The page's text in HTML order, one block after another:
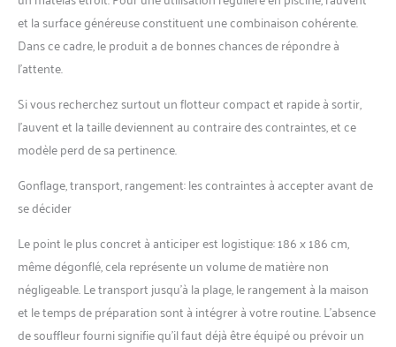
et la surface généreuse constituent une combinaison cohérente.
Dans ce cadre, le produit a de bonnes chances de répondre à
l’attente.
Si vous recherchez surtout un flotteur compact et rapide à sortir,
l’auvent et la taille deviennent au contraire des contraintes, et ce
modèle perd de sa pertinence.
Gonflage, transport, rangement: les contraintes à accepter avant de
se décider
Le point le plus concret à anticiper est logistique: 186 x 186 cm,
même dégonflé, cela représente un volume de matière non
négligeable. Le transport jusqu’à la plage, le rangement à la maison
et le temps de préparation sont à intégrer à votre routine. L’absence
de souffleur fourni signifie qu’il faut déjà être équipé ou prévoir un